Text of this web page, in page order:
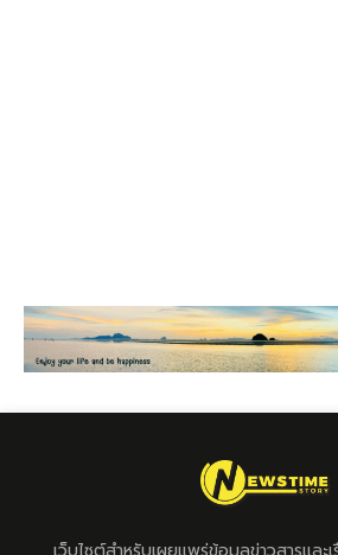
เว็บไซต์สำหรับเผยแพร่ข้อมูลข่าวสารและ